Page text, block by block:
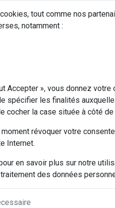
tout comme nos
notamment :
Accepter », vous donnez
spécifier les finalités
cocher la case située à côté
révoquer votre
Internet.
en savoir plus sur notre
des données
AIR